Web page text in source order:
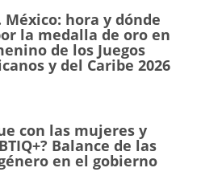
México: hora y dónde
la medalla de oro en
de los Juegos
y del Caribe 2026
con las mujeres y
Balance de las
en el gobierno